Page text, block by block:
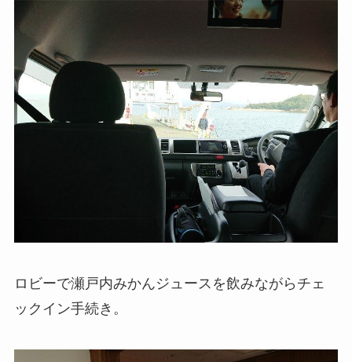
ロビーで瀬戸内みかんジュースを飲みながらチェ
ックイン手続き。